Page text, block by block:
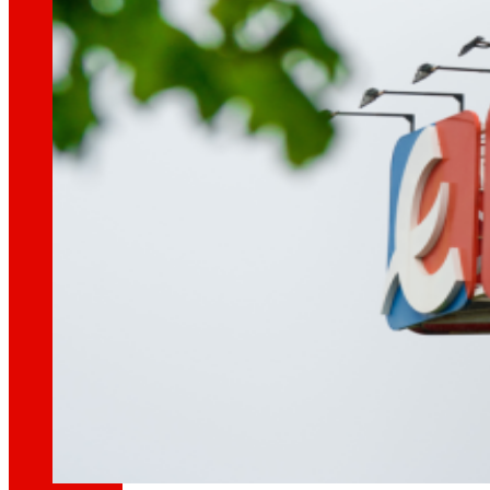
Atecnoloxíaque
Proxectos de innovación
A l+D+i impulsa a nosa transformación,